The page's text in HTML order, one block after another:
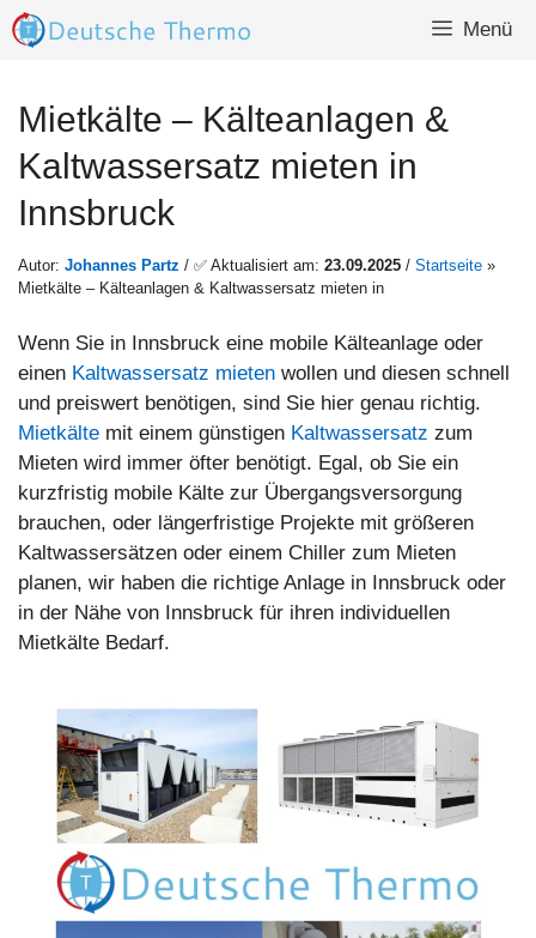
Zum
Inhalt
Menü
Mietkälte – Kälteanlagen &
Kaltwassersatz mieten in
Innsbruck
Autor: Johannes Partz / ✅ Aktualisiert am: 23.09.2025 / Startseite »
Mietkälte – Kälteanlagen & Kaltwassersatz mieten in
Wenn Sie in Innsbruck eine mobile Kälteanlage oder
einen Kaltwassersatz mieten wollen und diesen schnell
und preiswert benötigen, sind Sie hier genau richtig.
Mietkälte mit einem günstigen Kaltwassersatz zum
Mieten wird immer öfter benötigt. Egal, ob Sie ein
kurzfristig mobile Kälte zur Übergangsversorgung
brauchen, oder längerfristige Projekte mit größeren
Kaltwassersätzen oder einem Chiller zum Mieten
planen, wir haben die richtige Anlage in Innsbruck oder
in der Nähe von Innsbruck für ihren individuellen
Mietkälte Bedarf.